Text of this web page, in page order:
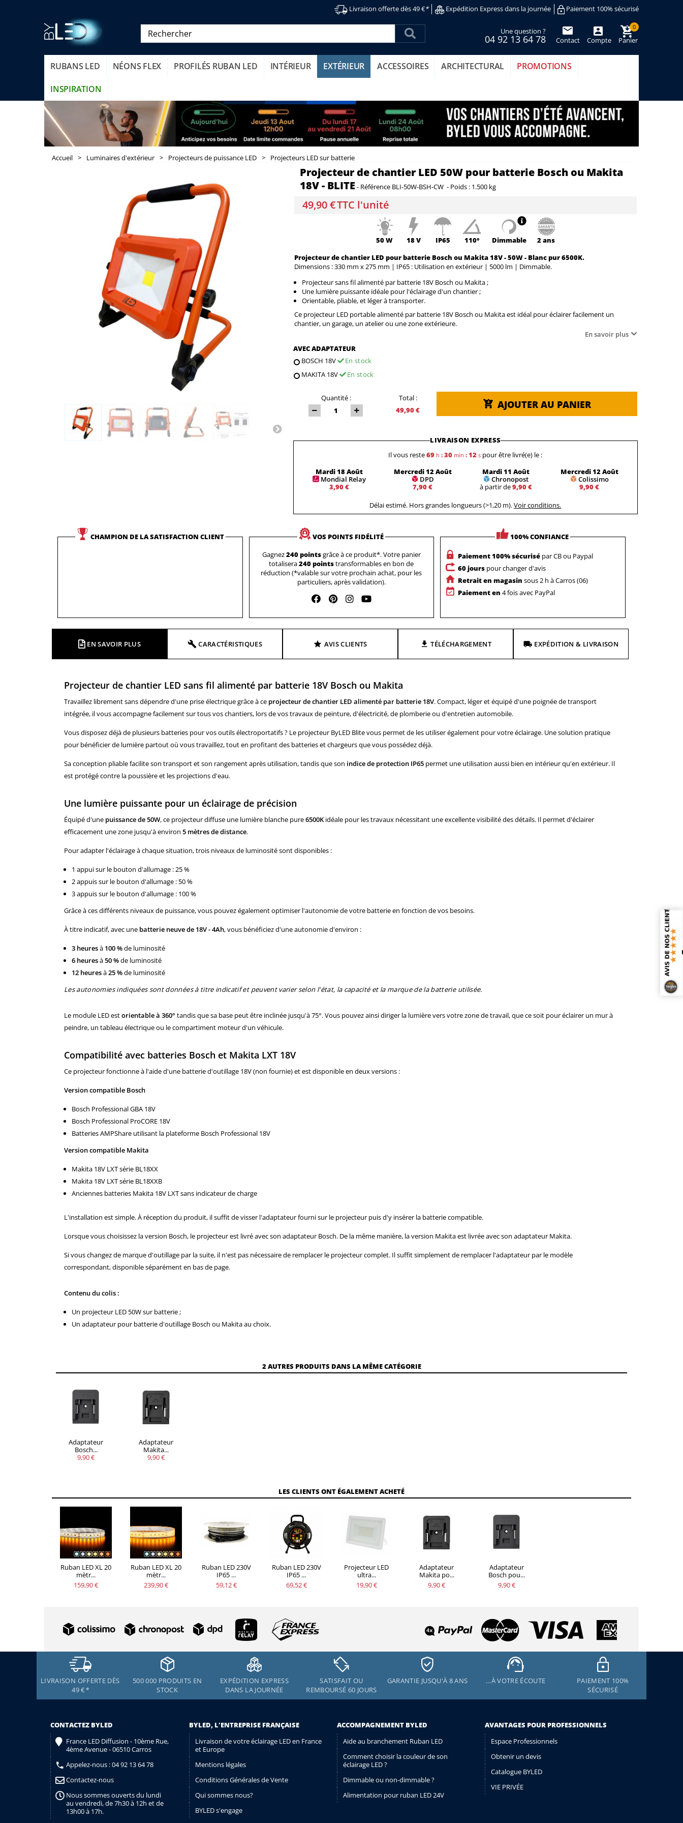
Livraison offerte dès 49 €* Expédition Express dans la journée Paiement 100% sécurisé
Panier
0
Compte
Contact
Une question ?
04 92 13 64 78
RUBANS LED NÉONS FLEX PROFILÉS RUBAN LED INTÉRIEUR EXTÉRIEUR ACCESSOIRES ARCHITECTURAL PROMOTIONS
INSPIRATION
Accueil > Luminaires d'extérieur > Projecteurs de puissance LED > Projecteurs LED sur batterie
Projecteur de chantier LED 50W pour batterie Bosch ou Makita
18V - BLITE - Référence BLI-50W-BSH-CW - Poids : 1.500 kg
49,90 €TTC l'unité
50 W 18 V IP65 110° Dimmable
2 ans
Projecteur de chantier LED pour batterie Bosch ou Makita 18V - 50W - Blanc pur 6500K.
Dimensions : 330 mm x 275 mm | IP65 : Utilisation en extérieur | 5000 lm | Dimmable.
Projecteur sans fil alimenté par batterie 18V Bosch ou Makita ;
Une lumière puissante idéale pour l'éclairage d'un chantier ;
Orientable, pliable, et léger à transporter.
Ce projecteur LED portable alimenté par batterie 18V Bosch ou Makita est idéal pour éclairer facilement un
chantier, un garage, un atelier ou une zone extérieure.
En savoir plus
AVEC ADAPTATEUR
BOSCH 18V
En stock
MAKITA 18V
En stock
Quantité :
Total :
49,90 €
AJOUTER AU PANIER
LIVRAISON EXPRESS
Il vous reste69 h : 30 min : 11 s pour être livré(e) le :
Mardi 18 Août
Mondial Relay
3,90 €
Mercredi 12 Août
DPD
7,90 €
Mardi 11 Août
Chronopost
à partir de9,90 €
Mercredi 12 Août
Colissimo
9,90 €
Délai estimé. Hors grandes longueurs (>1,20 m).Voir conditions.
CHAMPION DE LA SATISFACTION CLIENT
VOS POINTS FIDÉLITÉ
Gagnez240 pointsgrâce à ce produit*. Votre panier
totalisera240 pointstransformables en bon de
réduction (*valable sur votre prochain achat, pour les
particuliers, après validation).
100% CONFIANCE
Paiement 100% sécurisépar CB ou Paypal
60 jourspour changer d'avis
Retrait en magasin sous 2 h à Carros (06)
Paiement en 4 fois avec PayPal
EN SAVOIR PLUS CARACTÉRISTIQUES AVIS CLIENTS TÉLÉCHARGEMENT EXPÉDITION & LIVRAISON
Projecteur de chantier LED sans fil alimenté par batterie 18V Bosch ou Makita
Travaillez librement sans dépendre d'une prise électrique grâce à ce projecteur de chantier LED alimenté par batterie 18V. Compact, léger et équipé d'une poignée de transport
intégrée, il vous accompagne facilement sur tous vos chantiers, lors de vos travaux de peinture, d'électricité, de plomberie ou d'entretien automobile.
Vous disposez déjà de plusieurs batteries pour vos outils électroportatifs ? Le projecteur ByLED Blite vous permet de les utiliser également pour votre éclairage. Une solution pratique
pour bénéficier de lumière partout où vous travaillez, tout en profitant des batteries et chargeurs que vous possédez déjà.
Sa conception pliable facilite son transport et son rangement après utilisation, tandis que son indice de protection IP65 permet une utilisation aussi bien en intérieur qu'en extérieur. Il
est protégé contre la poussière et les projections d'eau.
Une lumière puissante pour un éclairage de précision
Équipé d'une puissance de 50W, ce projecteur diffuse une lumière blanche pure6500K idéale pour les travaux nécessitant une excellente visibilité des détails. Il permet d'éclairer
efficacement une zone jusqu'à environ 5 mètres de distance.
Pour adapter l'éclairage à chaque situation, trois niveaux de luminosité sont disponibles :
1 appui sur le bouton d'allumage : 25 %
2 appuis sur le bouton d'allumage : 50 %
3 appuis sur le bouton d'allumage : 100 %
Grâce à ces différents niveaux de puissance, vous pouvez également optimiser l'autonomie de votre batterie en fonction de vos besoins.
À titre indicatif, avec une batterie neuve de 18V - 4Ah, vous bénéficiez d'une autonomie d'environ :
3 heuresà 100 %de luminosité
6 heuresà50 %de luminosité
12 heuresà25 %de luminosité
Les autonomies indiquées sont données à titre indicatif et peuvent varier selon l'état, la capacité et la marque de la batterie utilisée.
Le module LED estorientable à 360° tandis que sa base peut être inclinée jusqu'à 75°. Vous pouvez ainsi diriger la lumière vers votre zone de travail, que ce soit pour éclairer un mur à
peindre, un tableau électrique ou le compartiment moteur d'un véhicule.
Compatibilité avec batteries Bosch et Makita LXT 18V
Ce projecteur fonctionne à l'aide d'une batterie d'outillage 18V (non fournie) et est disponible en deux versions :
Version compatible Bosch
Bosch Professional GBA 18V
Bosch Professional ProCORE 18V
Batteries AMPShare utilisant la plateforme Bosch Professional 18V
Version compatible Makita
Makita 18V LXT série BL18XX
Makita 18V LXT série BL18XXB
Anciennes batteries Makita 18V LXT sans indicateur de charge
L'installation est simple. À réception du produit, il suffit de visser l'adaptateur fourni sur le projecteur puis d'y insérer la batterie compatible.
Lorsque vous choisissez la version Bosch, le projecteur est livré avec son adaptateur Bosch. De la même manière, la version Makita est livrée avec son adaptateur Makita.
Si vous changez de marque d'outillage par la suite, il n'est pas nécessaire de remplacer le projecteur complet. Il suffit simplement de remplacer l'adaptateur par le modèle
correspondant, disponible séparément en bas de page.
Contenu du colis :
Un projecteur LED 50W sur batterie ;
Un adaptateur pour batterie d'outillage Bosch ou Makita au choix.
2 AUTRES PRODUITS DANS LA MÊME CATÉGORIE
Adaptateur
Bosch...
9,90 €
Adaptateur
Makita...
9,90 €
LES CLIENTS ONT ÉGALEMENT ACHETÉ
Ruban LED XL 20
mètr...
159,90 €
Ruban LED XL 20
mètr...
239,90 €
Ruban LED 230V
IP65 ...
59,12 €
Ruban LED 230V
IP65 ...
69,52 €
Projecteur LED
ultra...
19,90 €
Adaptateur
Makita po...
9,90 €
Adaptateur
Bosch pou...
9,90 €
LIVRAISON OFFERTE DÈS
49 €*
500 000 PRODUITS EN
STOCK
EXPÉDITION EXPRESS
DANS LA JOURNÉE
SATISFAIT OU
REMBOURSÉ 60 JOURS
GARANTIE JUSQU'À 8 ANS …À VOTRE ÉCOUTE
PAIEMENT 100%
SÉCURISÉ
CONTACTEZ BYLED
France LED Diffusion - 10ème Rue,
4ème Avenue - 06510 Carros
Appelez-nous :04 92 13 64 78
Contactez-nous
Nous sommes ouverts du lundi
au vendredi, de 7h30 à 12h et de
13h00 à 17h.
BYLED, L'ENTREPRISE FRANÇAISE
Livraison de votre éclairage LED en France
et Europe
Mentions légales
Conditions Générales de Vente
Qui sommes nous?
BYLED s'engage
ACCOMPAGNEMENT BYLED
Aide au branchement Ruban LED
Comment choisir la couleur de son
éclairage LED ?
Dimmable ou non-dimmable ?
Alimentation pour ruban LED 24V
AVANTAGES POUR PROFESSIONNELS
Espace Professionnels
Obtenir un devis
Catalogue BYLED
VIE PRIVÉE